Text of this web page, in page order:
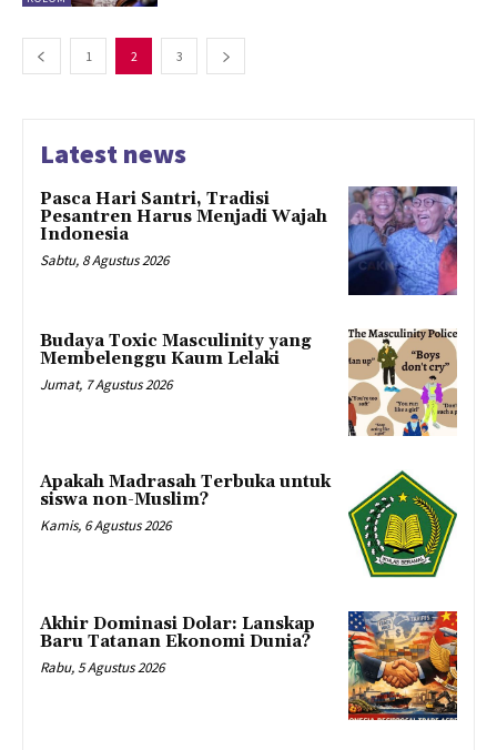
1 2 3
Latest news
Pasca Hari Santri, Tradisi
Pesantren Harus Menjadi Wajah
Indonesia
Sabtu, 8 Agustus 2026
Budaya Toxic Masculinity yang
Membelenggu Kaum Lelaki
Jumat, 7 Agustus 2026
Apakah Madrasah Terbuka untuk
siswa non-Muslim?
Kamis, 6 Agustus 2026
Akhir Dominasi Dolar: Lanskap
Baru Tatanan Ekonomi Dunia?
Rabu, 5 Agustus 2026